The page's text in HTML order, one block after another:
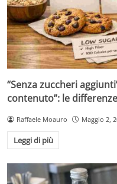
“Senza zuccheri
contenuto”: le
Raffaele Moauro Maggio 2,
Leggi di più